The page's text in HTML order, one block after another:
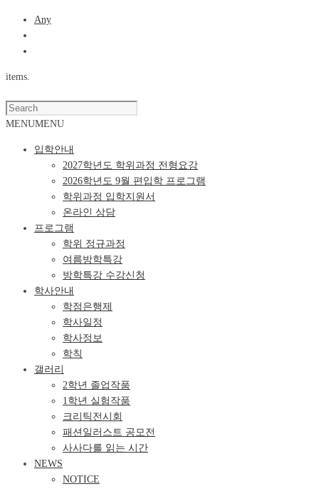
Any
items.
MENUMENU
입학안내
2027학년도 학위과정 전형요강
2026학년도 9월 편입학 프로그램
학위과정 입학지원서
온라인 상담
프로그램
학위 정규과정
여름방학특강
방학특강 수강신청
학사안내
학점은행제
학사일정
학사정보
학칙
갤러리
2학년 졸업작품
1학년 실험작품
크리틱전시회
패션일러스트 공모전
사사다를 읽는 시간
NEWS
NOTICE